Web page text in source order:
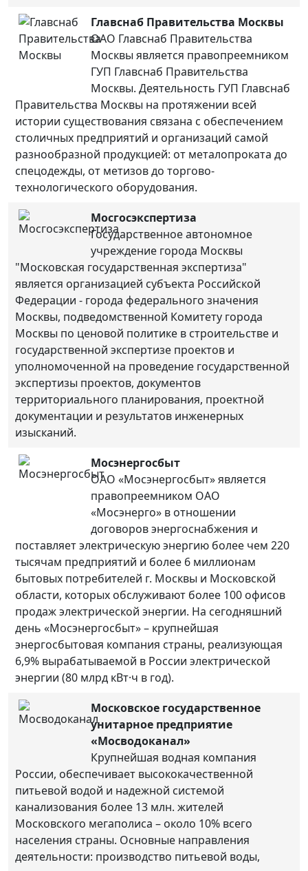
Главснаб Правительства Москвы
ОАО Главснаб Правительства
Москвы является правопреемником
ГУП Главснаб Правительства
Москвы. Деятельность ГУП Главснаб
Правительства Москвы на протяжении всей
истории существования связана с обеспечением
столичных предприятий и организаций самой
разнообразной продукцией: от металопроката до
спецодежды, от метизов до торгово-
технологического оборудования.
Мосгосэкспертиза
Государственное автономное
учреждение города Москвы
"Московская государственная экспертиза"
является организацией субъекта Российской
Федерации - города федерального значения
Москвы, подведомственной Комитету города
Москвы по ценовой политике в строительстве и
государственной экспертизе проектов и
уполномоченной на проведение государственной
экспертизы проектов, документов
территориального планирования, проектной
документации и результатов инженерных
изысканий.
Мосэнергосбыт
ОАО «Мосэнергосбыт» является
правопреемником ОАО
«Мосэнерго» в отношении
договоров энергоснабжения и
поставляет электрическую энергию более чем 220
тысячам предприятий и более 6 миллионам
бытовых потребителей г. Москвы и Московской
области, которых обслуживают более 100 офисов
продаж электрической энергии. На сегодняшний
день «Мосэнергосбыт» – крупнейшая
энергосбытовая компания страны, реализующая
6,9% вырабатываемой в России электрической
энергии (80 млрд кВт·ч в год).
Московское государственное
унитарное предприятие
«Мосводоканал»
Крупнейшая водная компания
России, обеспечивает высококачественной
питьевой водой и надежной системой
канализования более 13 млн. жителей
Московского мегаполиса – около 10% всего
населения страны. Основные направления
деятельности: производство питьевой воды,